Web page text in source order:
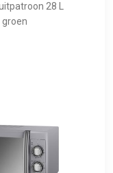
28 L
groen